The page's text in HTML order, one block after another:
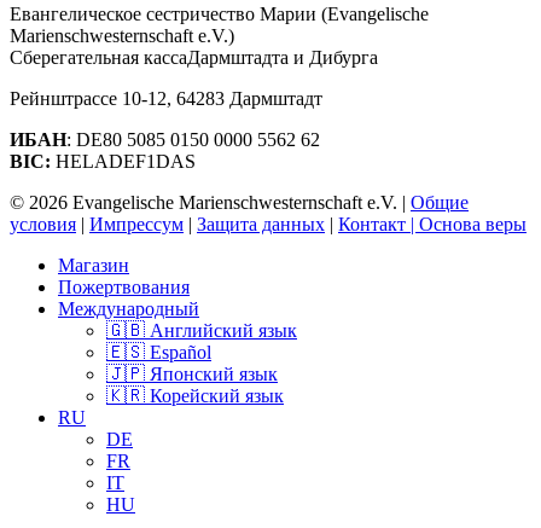
Евангелическое сестричество Марии (Evangelische
Marienschwesternschaft e.V.)
Сберегательная кассаДармштадта и Дибурга
Рейнштрассе 10-12, 64283 Дармштадт
ИБАН: DE80 5085 0150 0000 5562 62
BIC: HELADEF1DAS
© 2026 Evangelische Marienschwesternschaft e.V. | Общие
условия | Импрессум | Защита данных | Контакт | Основа веры
Закрыть
меню
Магазин
Пожертвования
Международный
🇬🇧 Английский язык
🇪🇸 Español
🇯🇵 Японский язык
🇰🇷 Корейский язык
RU
DE
FR
IT
HU